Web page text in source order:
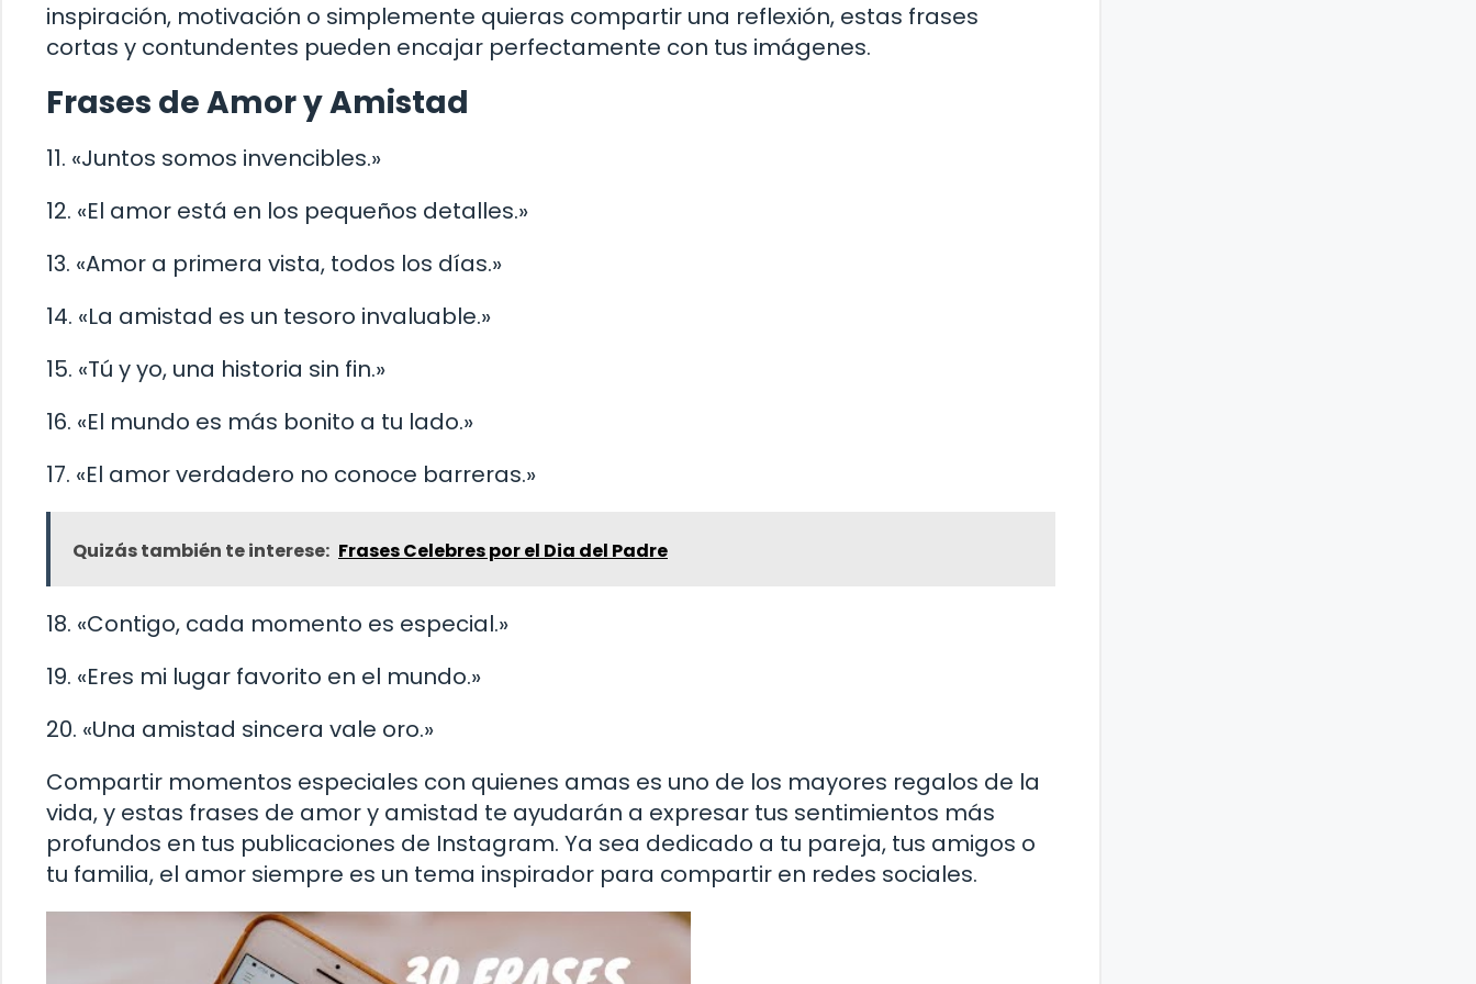
inspiración, motivación o simplemente quieras compartir una reflexión, estas frases
cortas y contundentes pueden encajar perfectamente con tus imágenes.
Frases de Amor y Amistad
11. «Juntos somos invencibles.»
12. «El amor está en los pequeños detalles.»
13. «Amor a primera vista, todos los días.»
14. «La amistad es un tesoro invaluable.»
15. «Tú y yo, una historia sin fin.»
16. «El mundo es más bonito a tu lado.»
17. «El amor verdadero no conoce barreras.»
Quizás también te interese: Frases Celebres por el Dia del Padre
18. «Contigo, cada momento es especial.»
19. «Eres mi lugar favorito en el mundo.»
20. «Una amistad sincera vale oro.»
Compartir momentos especiales con quienes amas es uno de los mayores regalos de la
vida, y estas frases de amor y amistad te ayudarán a expresar tus sentimientos más
profundos en tus publicaciones de Instagram. Ya sea dedicado a tu pareja, tus amigos o
tu familia, el amor siempre es un tema inspirador para compartir en redes sociales.